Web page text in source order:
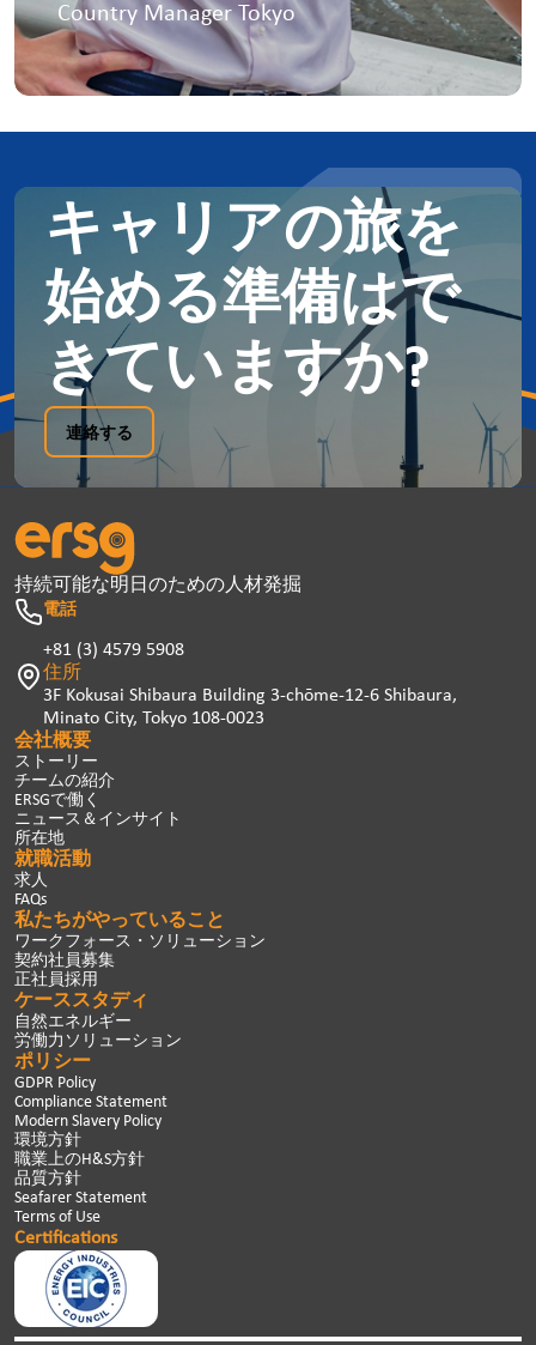
Country Manager Tokyo
With 20 years of recruitment experience
in Japan, I've led teams at multinational
organisations and established ERSG
Japan. I'm passionate about making a
+81 3-4540-6635
キャリアの旅を
始める準備はで
きていますか?
連絡する
持続可能な明日のための人材発掘
電話
+81 (3) 4579 5908
住所
3F Kokusai Shibaura Building 3-chōme-12-6 Shibaura,
Minato City, Tokyo 108-0023
会社概要
ストーリー
チームの紹介
ERSGで働く
ニュース＆インサイト
所在地
就職活動
求人
FAQs
私たちがやっていること
ワークフォース・ソリューション
契約社員募集
正社員採用
ケーススタディ
自然エネルギー
労働力ソリューション
ポリシー
GDPR Policy
Compliance Statement
Modern Slavery Policy
環境方針
職業上のH&S方針
品質方針
Seafarer Statement
Terms of Use
Certifications